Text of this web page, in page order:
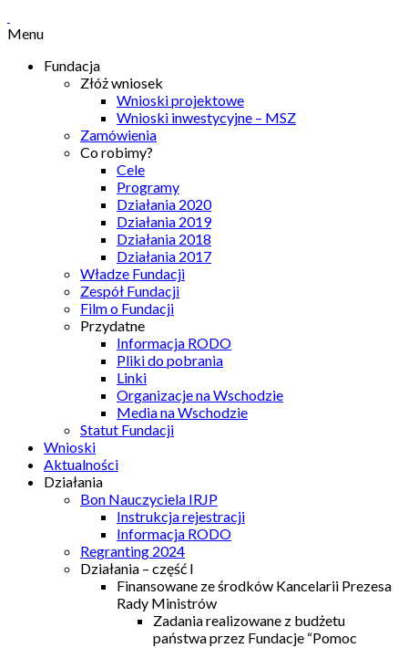
Menu
Fundacja
Złóż wniosek
Wnioski projektowe
Wnioski inwestycyjne – MSZ
Zamówienia
Co robimy?
Cele
Programy
Działania 2020
Działania 2019
Działania 2018
Działania 2017
Władze Fundacji
Zespół Fundacji
Film o Fundacji
Przydatne
Informacja RODO
Pliki do pobrania
Linki
Organizacje na Wschodzie
Media na Wschodzie
Statut Fundacji
Wnioski
Aktualności
Działania
Bon Nauczyciela IRJP
Instrukcja rejestracji
Informacja RODO
Regranting 2024
Działania – część I
Finansowane ze środków Kancelarii Prezesa
Rady Ministrów
Zadania realizowane z budżetu
państwa przez Fundacje “Pomoc